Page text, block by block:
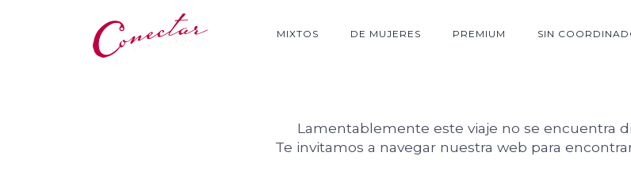
MIXTOS DE MUJERES PREMIUM SIN
Lamentablemente este viaje no se encuentra
Te invitamos a navegar nuestra web para